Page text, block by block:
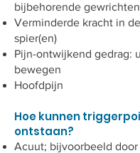
bijbehorende gewrichten
Verminderde kracht in
spier(en)
Pijn-ontwijkend gedrag: u
bewegen
Hoofdpijn
Hoe kunnen
ontstaan?
Acuut; bijvoorbeeld